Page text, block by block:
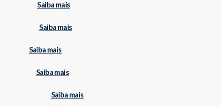
Saiba mais
Saiba mais
Saiba mais
Saiba mais
Saiba mais